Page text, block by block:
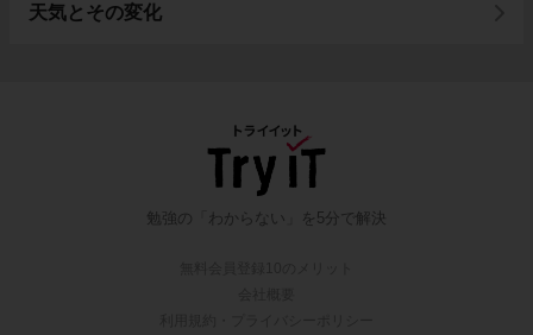
天気とその変化
勉強の「わからない」を5分で解決